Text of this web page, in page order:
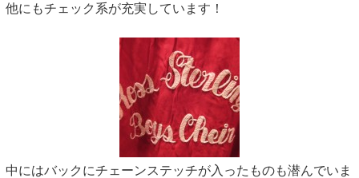
他にもチェック系が充実しています！
中にはバックにチェーンステッチが入ったものも潜んでいま